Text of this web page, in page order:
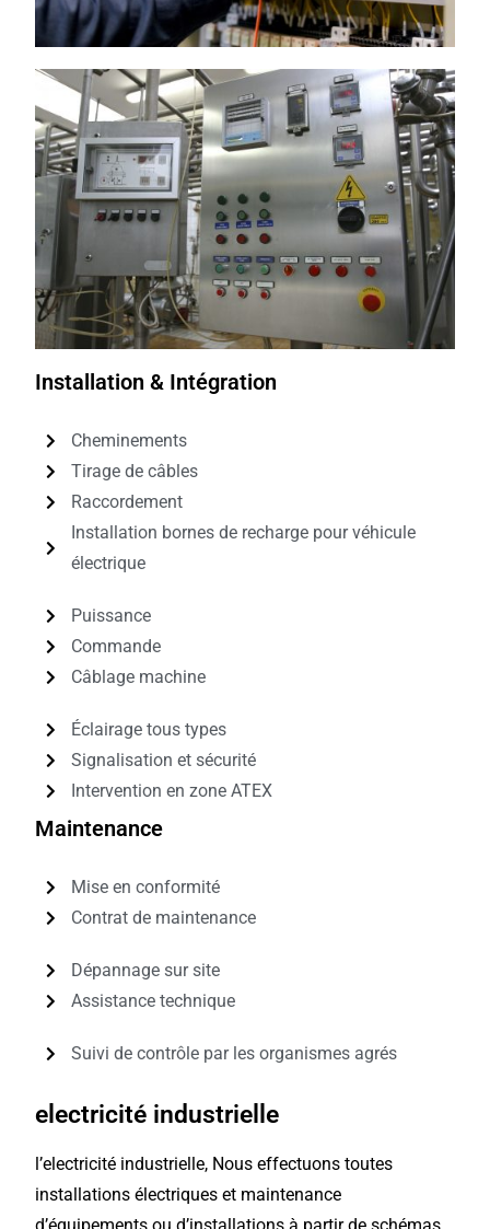
Installation & Intégration
Cheminements
Tirage de câbles
Raccordement
Installation bornes de recharge pour véhicule
électrique
Puissance
Commande
Câblage machine
Éclairage tous types
Signalisation et sécurité
Intervention en zone ATEX
Maintenance
Mise en conformité
Contrat de maintenance
Dépannage sur site
Assistance technique
Suivi de contrôle par les organismes agrés
electricité industrielle
l’electricité industrielle, Nous effectuons toutes
installations électriques et maintenance